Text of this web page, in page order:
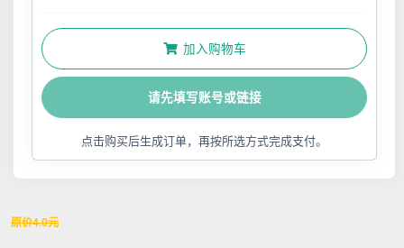
加入购物车
请先填写账号或链接
点击购买后生成订单，再按所选方式完成支付。
原价4.0元